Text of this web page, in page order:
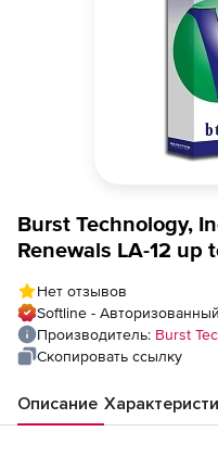
Burst Technology,
Renewals LA-12 up
Нет отзывов
Softline -
Производитель: Burst
Скопировать ссылку
Описание